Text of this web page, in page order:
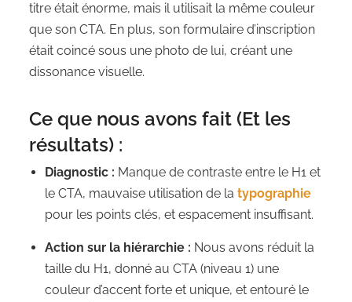
titre était énorme, mais il utilisait la même couleur
que son CTA. En plus, son formulaire d’inscription
était coincé sous une photo de lui, créant une
dissonance visuelle.
Ce que nous avons fait (Et les
résultats) :
Diagnostic : Manque de contraste entre le H1 et
le CTA, mauvaise utilisation de latypographie
pour les points clés, et espacement insuffisant.
Action sur la hiérarchie : Nous avons réduit la
taille du H1, donné au CTA (niveau 1) une
couleur d’accent forte et unique, et entouré le